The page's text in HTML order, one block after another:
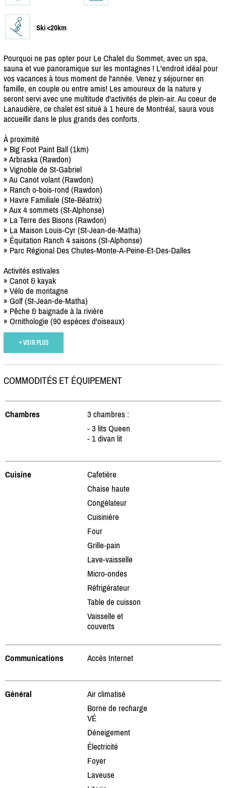
Ski <20km
Pourquoi ne pas opter pour Le Chalet du Sommet, avec un spa,
sauna et vue panoramique sur les montagnes ! L'endroit idéal pour
vos vacances à tous moment de l'année. Venez y séjourner en
famille, en couple ou entre amis! Les amoureux de la nature y
seront servi avec une multitude d'activités de plein-air. Au coeur de
Lanaudière, ce chalet est situé à 1 heure de Montréal, saura vous
accueillir dans le plus grands des conforts.
À proximité
» Big Foot Paint Ball (1km)
» Arbraska (Rawdon)
» Vignoble de St-Gabriel
» Au Canot volant (Rawdon)
» Ranch o-bois-rond (Rawdon)
» Havre Familiale (Ste-Béatrix)
» Aux 4 sommets (St-Alphonse)
» La Terre des Bisons (Rawdon)
» La Maison Louis-Cyr (St-Jean-de-Matha)
» Équitation Ranch 4 saisons (St-Alphonse)
» Parc Régional Des Chutes-Monte-A-Peine-Et-Des-Dalles
Activités estivales
» Canot & kayak
» Vélo de montagne
» Golf (St-Jean-de-Matha)
» Pêche & baignade à la rivière
» Ornithologie (90 espèces d'oiseaux)
+ VOIR PLUS
COMMODITÉS ET ÉQUIPEMENT
Chambres
3 chambres :
- 3 lits Queen
- 1 divan lit
Cuisine
Cafetière
Chaise haute
Congélateur
Cuisinière
Four
Grille-pain
Lave-vaisselle
Micro-ondes
Réfrigérateur
Table de cuisson
Vaisselle et
couverts
Communications Accès Internet
Général
Air climatisé
Borne de recharge
VÉ
Déneigement
Électricité
Foyer
Laveuse